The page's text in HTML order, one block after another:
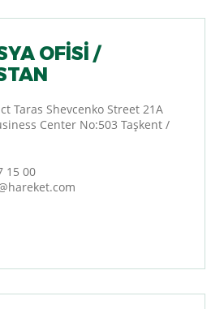
OFİSİ /
Taras Shevcenko Street 21A
Center No:503 Taşkent /
15 00